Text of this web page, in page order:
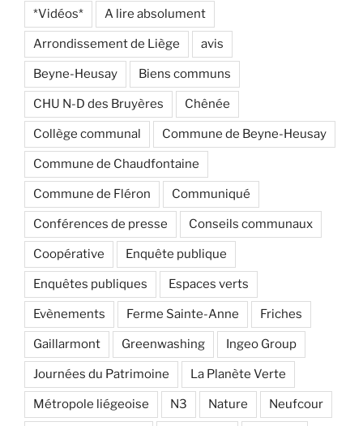
*Vidéos* A lire absolument
Arrondissement de Liège avis
Beyne-Heusay Biens communs
CHU N-D des Bruyères Chênée
Collège communal Commune de Beyne-Heusay
Commune de Chaudfontaine
Commune de Fléron Communiqué
Conférences de presse Conseils communaux
Coopérative Enquête publique
Enquêtes publiques Espaces verts
Evènements Ferme Sainte-Anne Friches
Gaillarmont Greenwashing Ingeo Group
Journées du Patrimoine La Planète Verte
Métropole liégeoise N3 Nature Neufcour